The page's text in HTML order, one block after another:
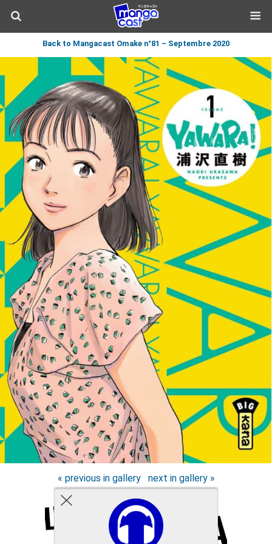
Back to Mangacast Omake n°81 – Septembre 2020
« previous in gallery next in gallery »